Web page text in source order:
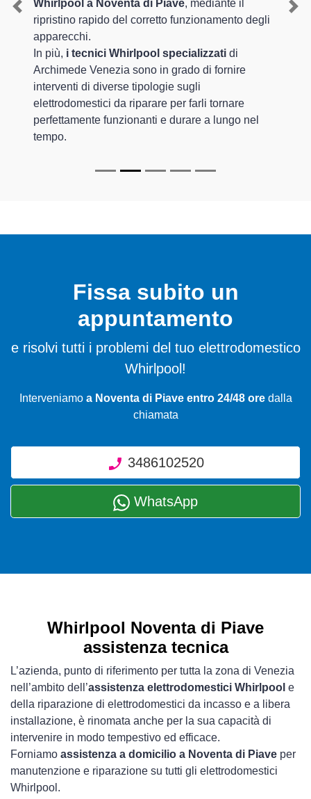
Whirlpool a Noventa di Piave, mediante il
ripristino rapido del corretto funzionamento degli
apparecchi.
In più, i tecnici Whirlpool specializzati di
Archimede Venezia sono in grado di fornire
interventi di diverse tipologie sugli
elettrodomestici da riparare per farli tornare
perfettamente funzionanti e durare a lungo nel
tempo.
Previous
Fissa subito un
appuntamento
e risolvi tutti i problemi del tuo elettrodomestico
Whirlpool!
Interveniamo a Noventa di Piave entro 24/48 oredalla
chiamata
3486102520
WhatsApp
Whirlpool Noventa di Piave
assistenza tecnica
L’azienda, punto di riferimento per tutta la zona di Venezia
nell’ambito dell’assistenza elettrodomestici Whirlpool e
della riparazione di elettrodomestici da incasso e a libera
installazione, è rinomata anche per la sua capacità di
intervenire in modo tempestivo ed efficace.
Forniamo assistenza a domicilio a Noventa di Piave per
manutenzione e riparazione su tutti gli elettrodomestici
Whirlpool.